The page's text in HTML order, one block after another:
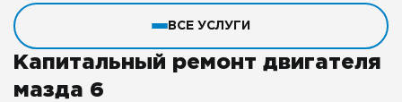
ВСЕ УСЛУГИ
Капитальный ремонт двигателя
мазда 6